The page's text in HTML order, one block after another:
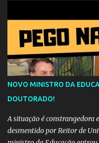
NOVO MINISTRO DA
DOUTORADO!
A situação é constrangedora
desmentido por Reitor de